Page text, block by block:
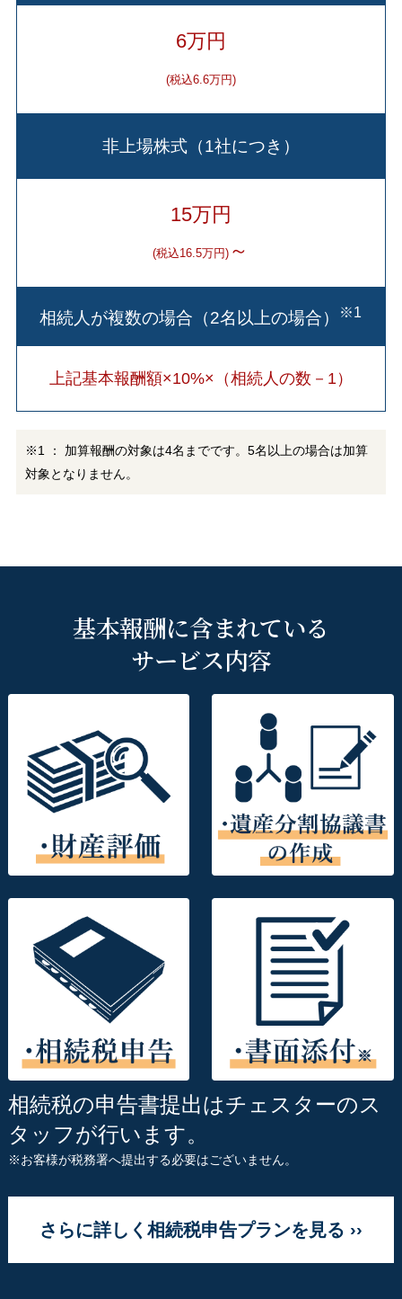
6万円
(税込6.6万円)
非上場株式（1社につき）
15万円
(税込16.5万円) ～
相続人が複数の場合（2名以上の場合） ※1
上記基本報酬額×10%×（相続人の数－1）
※1 ： 加算報酬の対象は4名までです。5名以上の場合は加算
対象となりません。
基本報酬に含まれている
サービス内容
相続税の申告書提出はチェスターのス
タッフが行います。
※お客様が税務署へ提出する必要はございません。
さらに詳しく相続税申告プランを見る ››